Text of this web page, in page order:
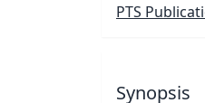
PTS
Synopsis